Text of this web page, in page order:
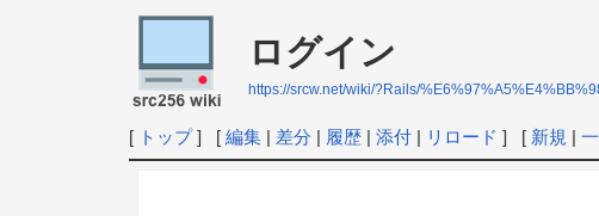
ログイン
https://srcw.net/wiki/?Rails/
[ トップ] [ 編集| 差分 | 履歴| 添付| リロード ] [ 新規 |